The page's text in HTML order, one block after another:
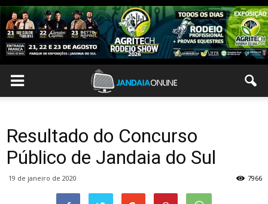
Resultado do Concurso
Público de Jandaia do Sul
19 de janeiro de 2020 7966